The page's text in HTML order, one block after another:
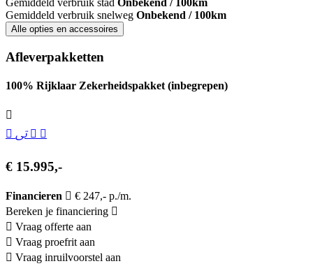
Gemiddeld verbruik snelweg Onbekend / 100km
Alle opties en accessoires
Afleverpakketten
100% Rijklaar Zekerheidspakket (inbegrepen)
€ 15.995,-
Financieren
€ 247,- p./m.
Bereken je financiering
Vraag offerte aan
Vraag proefrit aan
Vraag inruilvoorstel aan